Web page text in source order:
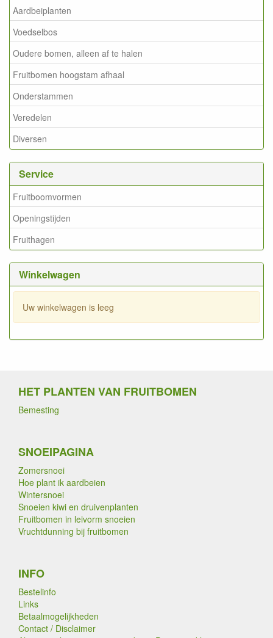
Aardbeiplanten
Voedselbos
Oudere bomen, alleen af te halen
Fruitbomen hoogstam afhaal
Onderstammen
Veredelen
Diversen
Service
Fruitboomvormen
Openingstijden
Fruithagen
Winkelwagen
Uw winkelwagen is leeg
HET PLANTEN VAN FRUITBOMEN
Bemesting
SNOEIPAGINA
Zomersnoei
Hoe plant ik aardbeien
Wintersnoei
Snoeien kiwi en druivenplanten
Fruitbomen in leivorm snoeien
Vruchtdunning bij fruitbomen
INFO
Bestelinfo
Links
Betaalmogelijkheden
Contact / Disclaimer